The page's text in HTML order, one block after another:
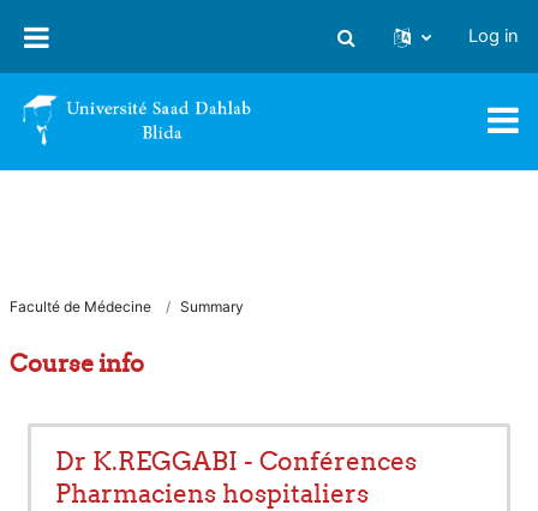
Toggle search input
Log in
Faculté de Médecine Summary
Course info
Dr K.REGGABI - Conférences
Pharmaciens hospitaliers